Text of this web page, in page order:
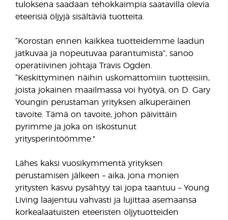
tuloksena saadaan tehokkaimpia saatavilla olevia
eteerisiä öljyjä sisältäviä tuotteita.
“Korostan ennen kaikkea tuotteidemme laadun
jatkuvaa ja nopeutuvaa parantumista”, sanoo
operatiivinen johtaja Travis Ogden.
“Keskittyminen näihin uskomattomiin tuotteisiin,
joista jokainen maailmassa voi hyötyä, on D. Gary
Youngin perustaman yrityksen alkuperäinen
tavoite. Tämä on tavoite, johon päivittäin
pyrimme ja joka on iskostunut
yritysperintöömme."
Lähes kaksi vuosikymmentä yrityksen
perustamisen jälkeen – aika, jona monien
yritysten kasvu pysähtyy tai jopa taantuu – Young
Living laajentuu vahvasti ja lujittaa asemaansa
korkealaatuisten eteeristen öljytuotteiden